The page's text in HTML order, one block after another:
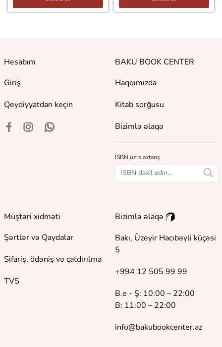
Hesabım
Giriş
Qeydiyyatdan keçin
BAKU BOOK CENTER
Haqqımızda
Kitab sorğusu
Bizimlə əlaqə
İSBN üzrə axtarış
Müştəri xidməti
Şərtlər və Qaydalar
Sifariş, ödəniş və çatdırılma
TVS
Bizimlə əlaqə
Bakı, Üzeyir Hacıbəyli küçəsi
5
+994 12 505 99 99
B.e - Ş: 10:00 – 22:00
B: 11:00 – 22:00
info@bakubookcenter.az